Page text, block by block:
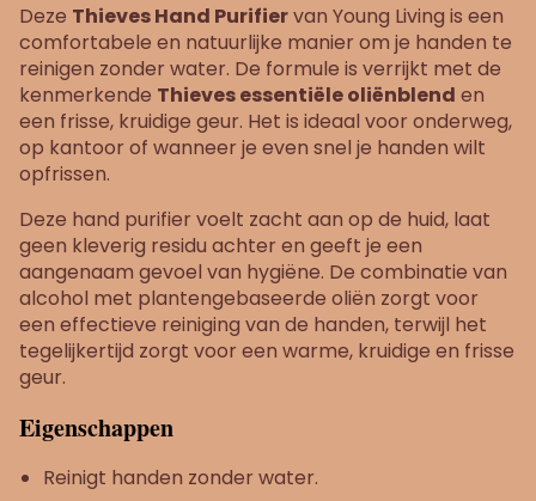
Deze Thieves Hand Purifiervan Young Living is een
comfortabele en natuurlijke manier om je handen te
reinigen zonder water. De formule is verrijkt met de
kenmerkende Thieves essentiële oliënblend en
een frisse, kruidige geur. Het is ideaal voor onderweg,
op kantoor of wanneer je even snel je handen wilt
opfrissen.
Deze hand purifier voelt zacht aan op de huid, laat
geen kleverig residu achter en geeft je een
aangenaam gevoel van hygiëne. De combinatie van
alcohol met plantengebaseerde oliën zorgt voor
een effectieve reiniging van de handen, terwijl het
tegelijkertijd zorgt voor een warme, kruidige en frisse
geur.
Eigenschappen
Reinigt handen zonder water.